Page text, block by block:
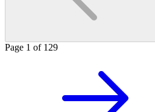
Page 1 of 129